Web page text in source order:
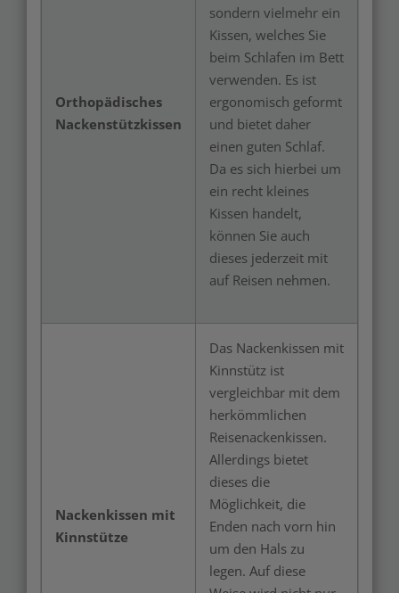
Orthopädisches
Nackenstützkissen
sondern vielmehr ein
Kissen, welches Sie
beim Schlafen im Bett
verwenden. Es ist
ergonomisch geformt
und bietet daher
einen guten Schlaf.
Da es sich hierbei um
ein recht kleines
Kissen handelt,
können Sie auch
dieses jederzeit mit
auf Reisen nehmen.
Nackenkissen mit
Kinnstütze
Das Nackenkissen mit
Kinnstütz ist
vergleichbar mit dem
herkömmlichen
Reisenackenkissen.
Allerdings bietet
dieses die
Möglichkeit, die
Enden nach vorn hin
um den Hals zu
legen. Auf diese